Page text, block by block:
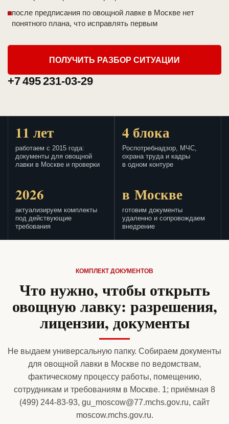
после предписания по овощной лавке в Москве нет
понятного плана, что исправлять первым
ПОЛУЧИТЬ РАЗБОР СИТУАЦИИ
+7 495 231-03-29
11 лет
работаем с 2015 года:
документы для овощной
лавки в Москве и проверки
4 блока
Роспотребнадзор, МЧС,
охрана труда и кадры
в одном контуре
2026
актуализируем комплекты
под действующие
требования
в Москве
готовим документы
удаленно и сопровождаем
внедрение
КОМПЛЕКТ ДОКУМЕНТОВ
Что нужно, чтобы открыть
овощную лавку: разрешения,
лицензии, документы
Не выдаем универсальную папку. Собираем документы
для овощной лавки в Москве по ведомствам,
фактическому процессу работы, помещению,
сотрудникам и требованиям в Москве. 1; приёмная 8
(499) 244-83-93, gu_moscow@77.mchs.gov.ru, сайт
moscow.mchs.gov.ru.